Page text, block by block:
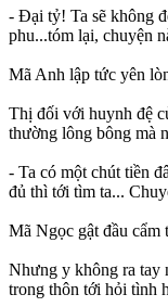
- Đại tỷ! Ta sẽ không
phu...tóm lại, chuyện
Mã Anh lập tức yên
Thị đối với huynh đệ
thường lông bông mà
- Ta có một chút tiền
đủ thì tới tìm ta...
Mã Ngọc gật đầu cẩm
Nhưng y không ra tay
trong thôn tới hỏi tình